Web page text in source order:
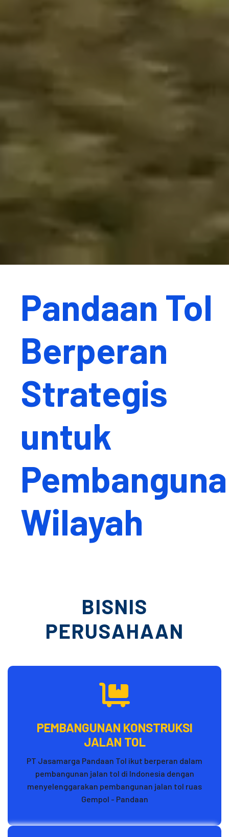
Pandaan Tol
Berperan
Strategis
untuk
Wilayah
BISNIS
PERUSAHAAN
PEMBANGUNAN KONSTRUKSI
JALAN TOL
PT Jasamarga Pandaan Tol ikut berperan dalam
pembangunan jalan tol di Indonesia dengan
menyelenggarakan pembangunan jalan tol ruas
Gempol - Pandaan